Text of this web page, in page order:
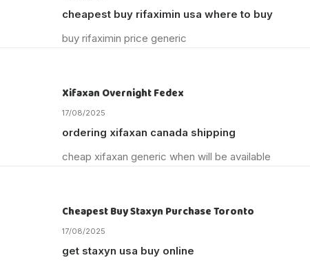
cheapest buy rifaximin usa where to buy
buy rifaximin price generic
Xifaxan Overnight Fedex
17/08/2025
ordering xifaxan canada shipping
cheap xifaxan generic when will be available
Cheapest Buy Staxyn Purchase Toronto
17/08/2025
get staxyn usa buy online